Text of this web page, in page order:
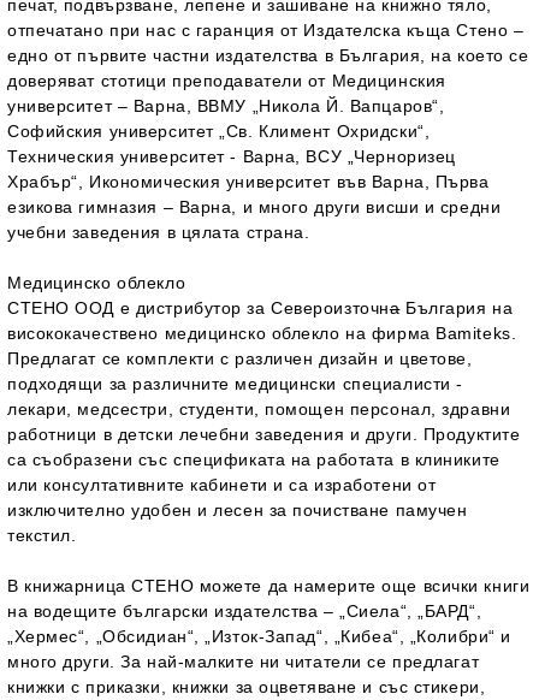
печат, подвързване, лепене и зашиване на книжно тяло,
отпечатано при нас с гаранция от Издателска къща Стено –
едно от първите частни издателства в България, на което се
доверяват стотици преподаватели от Медицинския
университет – Варна, ВВМУ „Никола Й. Вапцаров“,
Софийския университет „Св. Климент Охридски“,
Техническия университет - Варна, ВСУ „Черноризец
Храбър“, Икономическия университет във Варна, Първа
езикова гимназия – Варна, и много други висши и средни
учебни заведения в цялата страна.
Медицинско облекло
СТЕНО ООД е дистрибутор за СевероизточнаБългария на
висококачествено медицинско облекло на фирма Bamiteks.
Предлагат се комплекти с различен дизайн и цветове,
подходящи за различните медицински специалисти -
лекари, медсестри, студенти, помощен персонал, здравни
работници в детски лечебни заведения и други. Продуктите
са съобразени със спецификата на работата в клиниките
или консултативните кабинети и са изработени от
изключително удобен и лесен за почистване памучен
текстил.
В книжарница СТЕНО можете да намерите още всички книги
на водещите български издателства – „Сиела“, „БАРД“,
„Хермес“, „Обсидиан“, „Изток-Запад“, „Кибеа“, „Колибри“ и
много други. За най-малките ни читатели се предлагат
книжки с приказки, книжки за оцветяване и със стикери,